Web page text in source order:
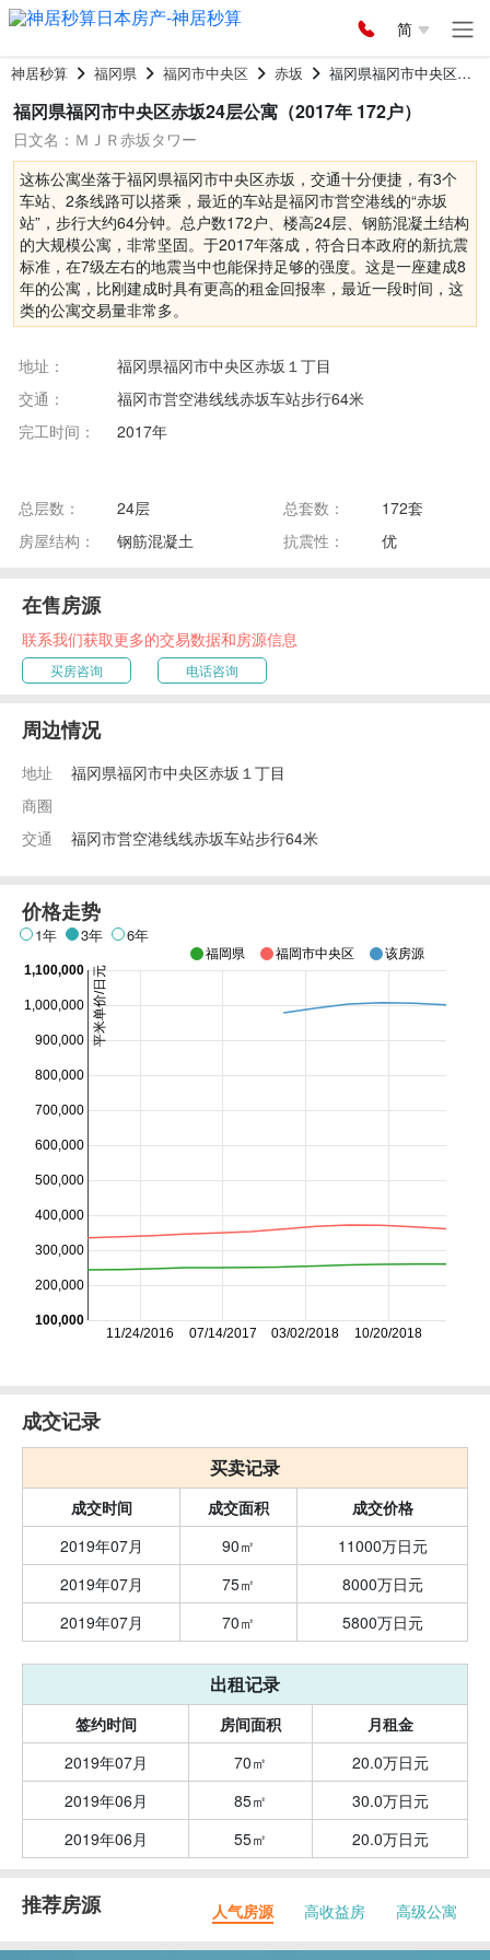
简
神居秒算 福冈県 福冈市中央区 赤坂 福冈県福冈市中央区赤坂24层公寓
福冈県福冈市中央区赤坂24层公寓（2017年 172户）
日文名：ＭＪＲ赤坂タワー
这栋公寓坐落于福冈県福冈市中央区赤坂，交通十分便捷，有3个
车站、2条线路可以搭乘，最近的车站是福冈市営空港线的“赤坂
站”，步行大约64分钟。总户数172户、楼高24层、钢筋混凝土结构
的大规模公寓，非常坚固。于2017年落成，符合日本政府的新抗震
标准，在7级左右的地震当中也能保持足够的强度。这是一座建成8
年的公寓，比刚建成时具有更高的租金回报率，最近一段时间，这
类的公寓交易量非常多。
地址：
福冈県福冈市中央区赤坂１丁目
交通：
福冈市営空港线线赤坂车站步行64米
完工时间：
2017年
总层数： 24层 总套数：
172套
房屋结构：
钢筋混凝土 抗震性： 优
在售房源
联系我们获取更多的交易数据和房源信息
买房咨询 电话咨询
周边情况
地址
福冈県福冈市中央区赤坂１丁目
商圈
交通
福冈市営空港线线赤坂车站步行64米
价格走势
1年 3年 6年
11/24/2016 07/14/2017 03/02/2018 10/20/2018
200,000
300,000
400,000
500,000
600,000
700,000
800,000
900,000
1,000,000
100,000
1,100,000
福岡県 福岡市中央区 该房源
平米单价/日元
成交记录
买卖记录
成交时间 成交面积
成交价格
2019年07月
90㎡
11000万日元
2019年07月
75㎡
8000万日元
2019年07月
70㎡ 5800万日元
出租记录
签约时间 房间面积
月租金
2019年07月
70㎡
20.0万日元
2019年06月
85㎡
30.0万日元
2019年06月
55㎡ 20.0万日元
推荐房源 人气房源 高收益房 高级公寓